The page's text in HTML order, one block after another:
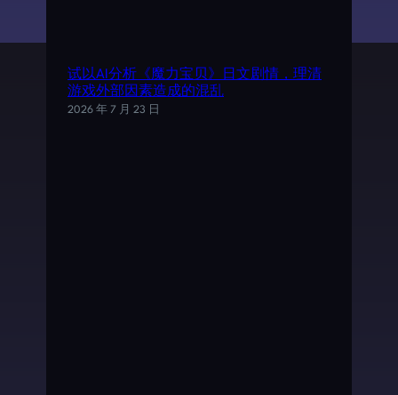
试以AI分析《魔力宝贝》日文剧情，理清
游戏外部因素造成的混乱
2026 年 7 月 23 日